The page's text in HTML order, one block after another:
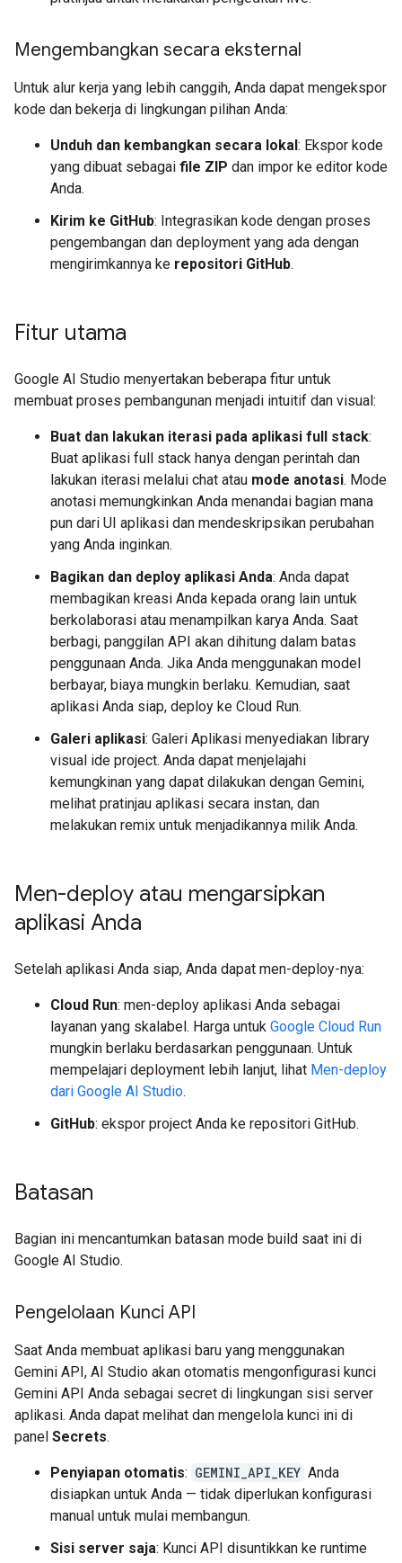
Mengembangkan secara eksternal
Untuk alur kerja yang lebih canggih, Anda dapat mengekspor
kode dan bekerja di lingkungan pilihan Anda:
Unduh dan kembangkan secara lokal: Ekspor kode
yang dibuat sebagai file ZIP dan impor ke editor kode
Anda.
Kirim ke GitHub: Integrasikan kode dengan proses
pengembangan dan deployment yang ada dengan
mengirimkannya ke repositori GitHub.
Fitur utama
Google AI Studio menyertakan beberapa fitur untuk
membuat proses pembangunan menjadi intuitif dan visual:
Buat dan lakukan iterasi pada aplikasi full stack:
Buat aplikasi full stack hanya dengan perintah dan
lakukan iterasi melalui chat atau mode anotasi. Mode
anotasi memungkinkan Anda menandai bagian mana
pun dari UI aplikasi dan mendeskripsikan perubahan
yang Anda inginkan.
Bagikan dan deploy aplikasi Anda: Anda dapat
membagikan kreasi Anda kepada orang lain untuk
berkolaborasi atau menampilkan karya Anda. Saat
berbagi, panggilan API akan dihitung dalam batas
penggunaan Anda. Jika Anda menggunakan model
berbayar, biaya mungkin berlaku. Kemudian, saat
aplikasi Anda siap, deploy ke Cloud Run.
Galeri aplikasi: Galeri Aplikasi menyediakan library
visual ide project. Anda dapat menjelajahi
kemungkinan yang dapat dilakukan dengan Gemini,
melihat pratinjau aplikasi secara instan, dan
melakukan remix untuk menjadikannya milik Anda.
Men-deploy atau mengarsipkan
aplikasi Anda
Setelah aplikasi Anda siap, Anda dapat men-deploy-nya:
Cloud Run: men-deploy aplikasi Anda sebagai
layanan yang skalabel. Harga untuk Google Cloud Run
mungkin berlaku berdasarkan penggunaan. Untuk
mempelajari deployment lebih lanjut, lihat Men-deploy
dari Google AI Studio.
GitHub: ekspor project Anda ke repositori GitHub.
Batasan
Bagian ini mencantumkan batasan mode build saat ini di
Google AI Studio.
Pengelolaan Kunci API
Saat Anda membuat aplikasi baru yang menggunakan
Gemini API, AI Studio akan otomatis mengonfigurasi kunci
Gemini API Anda sebagai secret di lingkungan sisi server
aplikasi. Anda dapat melihat dan mengelola kunci ini di
panel Secrets.
Penyiapan otomatis: GEMINI_API_KEY Anda
disiapkan untuk Anda — tidak diperlukan konfigurasi
manual untuk mulai membangun.
Sisi server saja: Kunci API disuntikkan ke runtime